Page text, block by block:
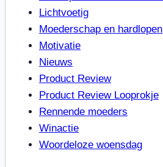
Lichtvoetig
Moederschap en hardlopen
Motivatie
Nieuws
Product Review
Product Review Looprokje
Rennende moeders
Winactie
Woordeloze woensdag